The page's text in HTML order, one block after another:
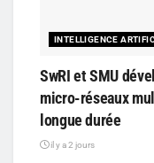
INTELLIGENCE
SwRI et SMU
micro-réseaux
longue durée
il y a 2 jours